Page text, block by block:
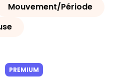
Mouvement/Période
PREMIUM